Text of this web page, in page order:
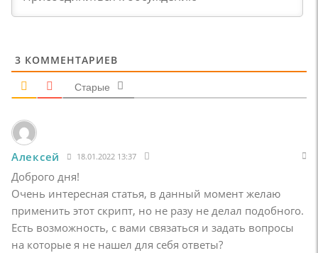
3 КОММЕНТАРИЕВ
Старые
Алексей 18.01.2022 13:37
Доброго дня!
Очень интересная статья, в данный момент желаю
применить этот скрипт, но не разу не делал подобного.
Есть возможность, с вами связаться и задать вопросы
на которые я не нашел для себя ответы?